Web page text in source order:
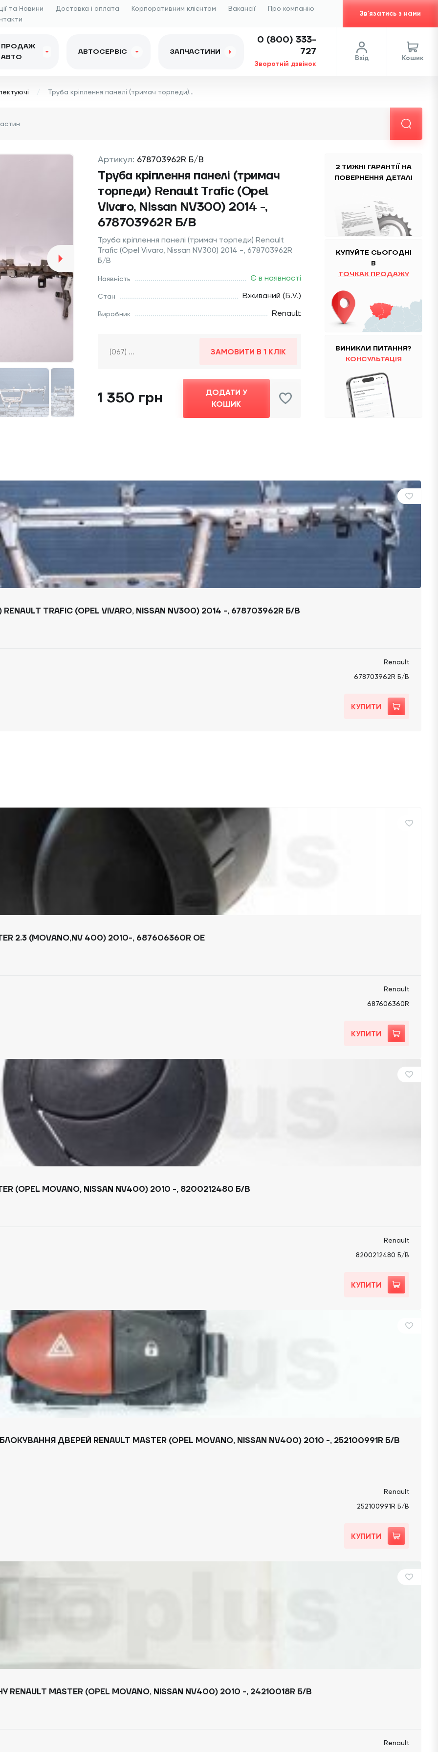
та Новини Доставка і оплата Корпоративним клієнтам Вакансії
Про компанію
Зв'язатись з нами
ПРОДАЖ
АВТО
АВТОСЕРВІС ЗАПЧАСТИНИ
0 (800) 333-
727
Зворотній дзвінок
Вхід Кошик
Труба кріплення панелі (тримач торпеди) Renault Trafic (Opel Vivaro, Nissan NV300) 2014 -, 678703962R Б/В
Артикул: 678703962R Б/В
Труба кріплення панелі (тримач
торпеди) Renault Trafic (Opel
Vivaro, Nissan NV300) 2014 -,
678703962R Б/В
Труба кріплення панелі (тримач торпеди) Renault
Trafic (Opel Vivaro, Nissan NV300) 2014 -, 678703962R
Б/В
Наявність Є в наявності
Стан Вживаний (Б.У.)
Виробник Renault
ЗАМОВИТИ В 1 КЛІК
1 350 грн
ДОДАТИ У
КОШИК
2 ТИЖНІ ГАРАНТІЇ НА
ПОВЕРНЕННЯ ДЕТАЛІ
КУПУЙТЕCЬОГОДНІ
В
ТОЧКАХ ПРОДАЖУ
ВИНИКЛИ ПИТАННЯ?
КОНСУЛЬТАЦІЯ
TRAFIC (OPEL VIVARO, NISSAN NV300) 2014 -, 678703962R Б/В
Renault
678703962R Б/В
КУПИТИ
2.3 (MOVANO,NV 400) 2010-, 687606360R OE
Renault
687606360R
КУПИТИ
(OPEL MOVANO, NISSAN NV400) 2010 -, 8200212480 Б/В
Renault
8200212480 Б/В
КУПИТИ
ДВЕРЕЙ RENAULT MASTER (OPEL MOVANO, NISSAN NV400) 2010 -, 252100991R Б/В
Renault
252100991R Б/В
КУПИТИ
MASTER (OPEL MOVANO, NISSAN NV400) 2010 -, 24210018R Б/В
Renault